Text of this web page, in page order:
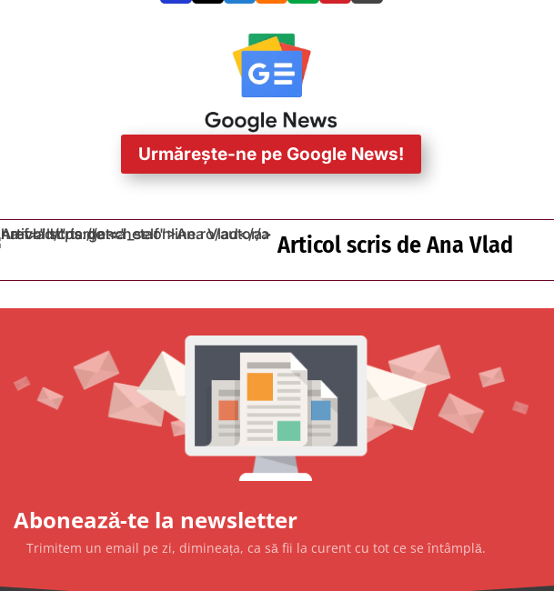
Urmărește-ne pe Google News!
Articol scris deAna Vlad
Abonează-te la newsletter
Trimitem un email pe zi, dimineața, ca să fii la curent cu tot ce se întâmplă.